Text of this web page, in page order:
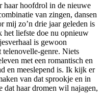
haar hoofdrol in de nieuwe
van zingen, dansen
mij zo’n drie jaar geleden is
het liefste doe nu opnieuw
is gewoon
genre. Niets
met een romantisch en
en meeslepend is. Ik kijk er
van dat sprookje en in
dat haar dromen wil najagen,